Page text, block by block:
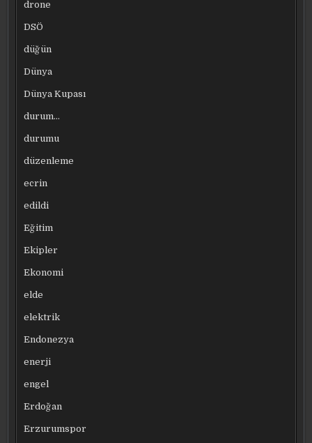
drone
DSÖ
düğün
Dünya
Dünya Kupası
durum…
durumu
düzenleme
ecrin
edildi
Eğitim
Ekipler
Ekonomi
elde
elektrik
Endonezya
enerji
engel
Erdoğan
Erzurumspor